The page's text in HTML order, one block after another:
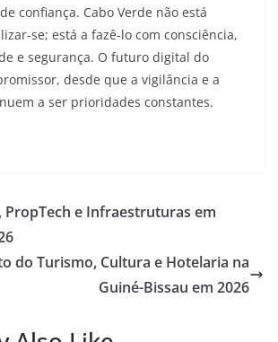
confiança. Cabo Verde não está
se; está a fazê-lo com consciência,
e segurança. O futuro digital do
desde que a vigilância e a
a ser prioridades constantes.
PropTech e Infraestruturas em
do Turismo, Cultura e Hotelaria na
Guiné-Bissau em 2026